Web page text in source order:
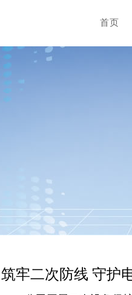
首页
筑牢二次防线 守护